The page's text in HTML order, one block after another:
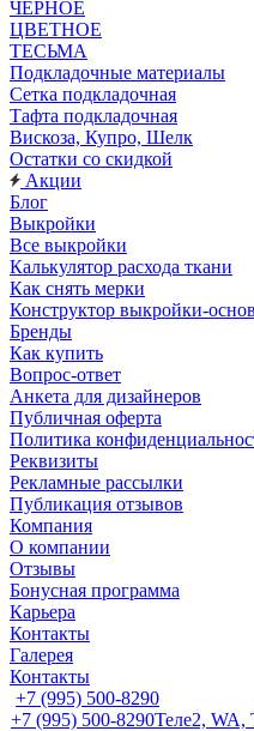
ЧЕРНОЕ
ЦВЕТНОЕ
ТЕСЬМА
Подкладочные материалы
Сетка подкладочная
Тафта подкладочная
Вискоза, Купро, Шелк
Остатки со скидкой
Акции
Блог
Выкройки
Все выкройки
Калькулятор расхода ткани
Как снять мерки
Конструктор выкройки-
Бренды
Как купить
Вопрос-ответ
Анкета для дизайнеров
Публичная оферта
Политика
Реквизиты
Рекламные рассылки
Публикация отзывов
Компания
О компании
Отзывы
Бонусная программа
Карьера
Контакты
Галерея
Контакты
+7 (995) 500-8290
+7 (995) 500-8290Теле2, WA,